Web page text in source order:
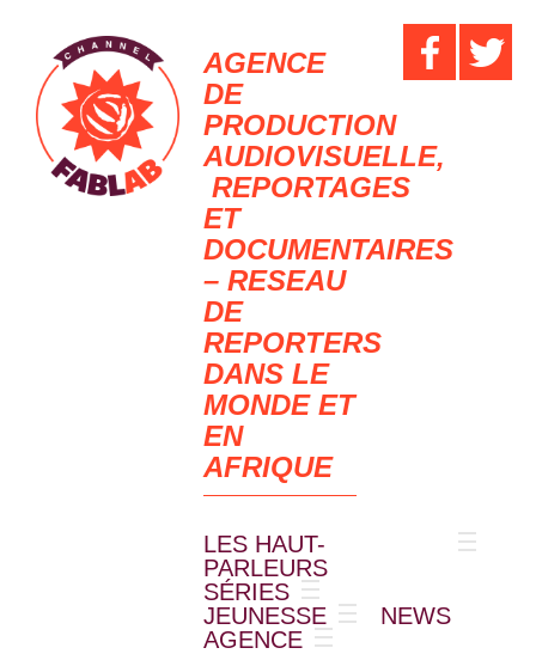
AGENCE
DE
PRODUCTION
AUDIOVISUELLE,
REPORTAGES
ET
DOCUMENTAIRES
– RESEAU
DE
REPORTERS
DANS LE
MONDE ET
EN
AFRIQUE
LES HAUT-
PARLEURS
SÉRIES
JEUNESSE
NEWS
AGENCE